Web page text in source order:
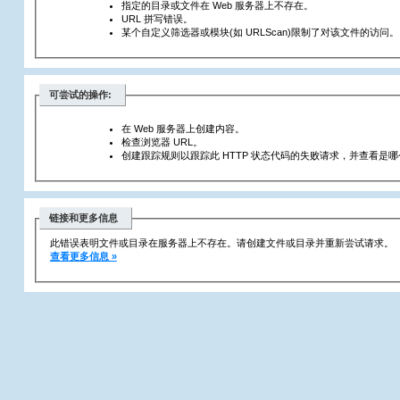
指定的目录或文件在 Web 服务器上不存在。
URL 拼写错误。
某个自定义筛选器或模块(如 URLScan)限制了对该文件的访问。
可尝试的操作:
在 Web 服务器上创建内容。
检查浏览器 URL。
创建跟踪规则以跟踪此 HTTP 状态代码的失败请求，并查看是
链接和更多信息
此错误表明文件或目录在服务器上不存在。请创建文件或目录并重新尝试请求。
查看更多信息 »